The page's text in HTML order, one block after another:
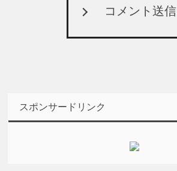
コメント送信
スポンサードリンク